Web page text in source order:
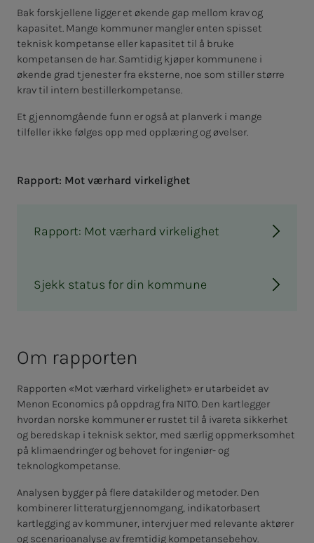
Bak forskjellene ligger et økende gap mellom krav og
kapasitet. Mange kommuner mangler enten spisset
teknisk kompetanse eller kapasitet til å bruke
kompetansen de har. Samtidig kjøper kommunene i
økende grad tjenester fra eksterne, noe som stiller større
krav til intern bestillerkompetanse.
Et gjennomgående funn er også at planverk i mange
tilfeller ikke følges opp med opplæring og øvelser.
Rap­­­port: Mot vær­hard vir­­­ke­­­lig­het
Rapport: Mot værhard virkelighet
Sjekk status for din kommune
Om rap­­­por­­­ten
Rapporten «Mot værhard virkelighet» er utarbeidet av
Menon Economics på oppdrag fra NITO. Den kartlegger
hvordan norske kommuner er rustet til å ivareta sikkerhet
og beredskap i teknisk sektor, med særlig oppmerksomhet
på klimaendringer og behovet for ingeniør- og
teknologkompetanse.
Analysen bygger på flere datakilder og metoder. Den
kombinerer litteraturgjennomgang, indikatorbasert
kartlegging av kommuner, intervjuer med relevante aktører
og scenarioanalyse av fremtidig kompetansebehov.